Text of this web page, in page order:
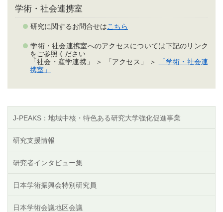
学術・社会連携室
研究に関するお問合せはこちら
学術・社会連携室へのアクセスについては下記のリンク
をご参照ください
「社会・産学連携」 ＞ 「アクセス」 ＞
「学術・社会連
携室」
J-PEAKS：地域中核・特色ある研究大学強化促進事業
研究支援情報
研究者インタビュー集
日本学術振興会特別研究員
日本学術会議地区会議